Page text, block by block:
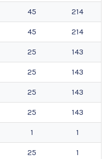
45 214
45 214
25 143
25 143
25 143
25 143
1 1
25 1